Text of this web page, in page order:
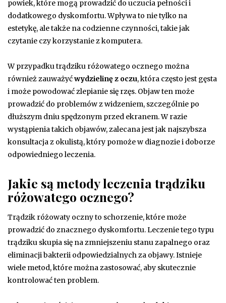
powiek, które mogą prowadzić do uczucia pełności i
dodatkowego dyskomfortu. Wpływa to nie tylko na
estetykę, ale także na codzienne czynności, takie jak
czytanie czy korzystanie z komputera.
W przypadku trądziku różowatego ocznego można
również zauważyćwydzielinę z oczu, która często jest gęsta
i może powodować zlepianie się rzęs. Objaw ten może
prowadzić do problemów z widzeniem, szczególnie po
dłuższym dniu spędzonym przed ekranem. W razie
wystąpienia takich objawów, zalecana jest jak najszybsza
konsultacja z okulistą, który pomoże w diagnozie i doborze
odpowiedniego leczenia.
Jakie są metody leczenia trądziku
różowatego ocznego?
Trądzik różowaty oczny to schorzenie, które może
prowadzić do znacznego dyskomfortu. Leczenie tego typu
trądziku skupia się na zmniejszeniu stanu zapalnego oraz
eliminacji bakterii odpowiedzialnych za objawy. Istnieje
wiele metod, które można zastosować, aby skutecznie
kontrolować ten problem.